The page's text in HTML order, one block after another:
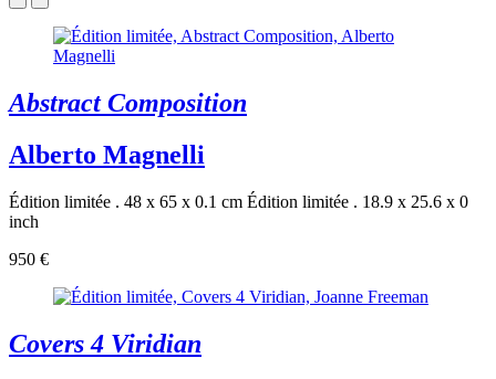
Abstract Composition
Alberto Magnelli
Édition limitée . 48 x 65 x 0.1 cm Édition limitée . 18.9 x 25.6 x 0
inch
950 €
Covers 4 Viridian